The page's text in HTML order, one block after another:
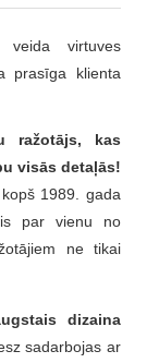
veida virtuves
prasīga klienta
ražotājs, kas
visās detaļās!
1989. gada
par vienu no
ne tikai
dizaina
sadarbojas ar